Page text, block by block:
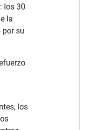
los 30
la
su
los